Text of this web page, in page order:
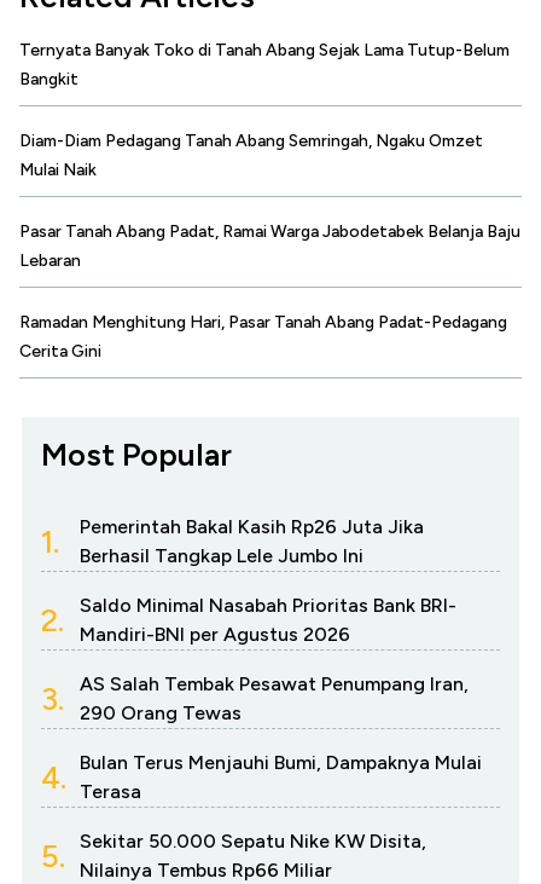
Ternyata Banyak Toko di Tanah Abang Sejak Lama Tutup-Belum
Bangkit
Diam-Diam Pedagang Tanah Abang Semringah, Ngaku Omzet
Mulai Naik
Pasar Tanah Abang Padat, Ramai Warga Jabodetabek Belanja Baju
Lebaran
Ramadan Menghitung Hari, Pasar Tanah Abang Padat-Pedagang
Cerita Gini
Most Popular
1.
Pemerintah Bakal Kasih Rp26 Juta Jika
Berhasil Tangkap Lele Jumbo Ini
2.
Saldo Minimal Nasabah Prioritas Bank BRI-
Mandiri-BNI per Agustus 2026
3.
AS Salah Tembak Pesawat Penumpang Iran,
290 Orang Tewas
4.
Bulan Terus Menjauhi Bumi, Dampaknya Mulai
Terasa
5.
Sekitar 50.000 Sepatu Nike KW Disita,
Nilainya Tembus Rp66 Miliar